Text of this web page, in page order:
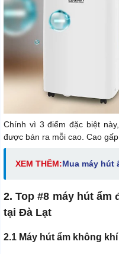
Chính vì 3 điểm đặc biệt
được bán ra mỗi cao. Cao
XEM THÊM:Mua máy hút
2. Top #8 máy hút
tại Đà Lạt
2.1 Máy hút ẩm không